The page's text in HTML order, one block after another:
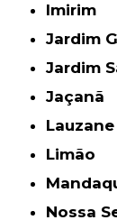
Imirim
Jardim
Jardim
Jaçanã
Limão
Nossa